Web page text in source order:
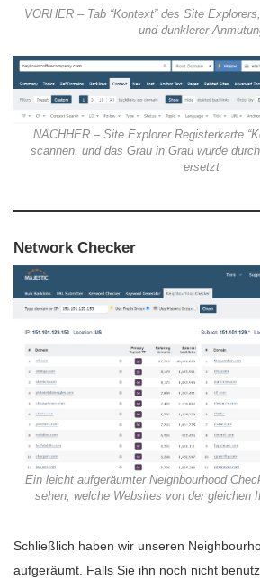
VORHER – Tab “Kontext” des Site
und dunklerer
NACHHER – Site Explorer Registerkarte
scannen, und das Grau in Grau wurde
ersetzt
Network Checker
Ein leicht aufgeräumter Neighbourhood
sehen, welche Websites von der gleichen
Schließlich haben wir unseren
aufgeräumt. Falls Sie ihn noch nicht